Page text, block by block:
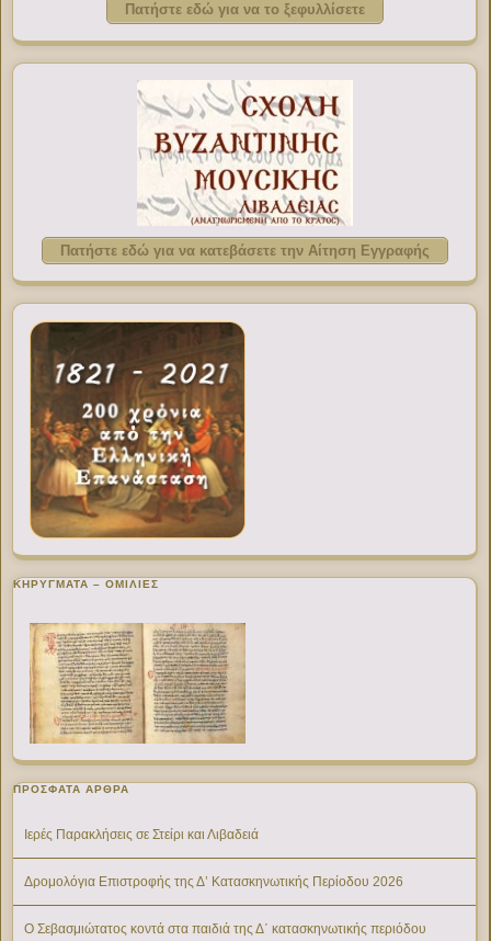
Πατήστε εδώ για να το ξεφυλλίσετε
Πατήστε εδώ για να κατεβάσετε την Αίτηση Εγγραφής
ΚΗΡΥΓΜΑΤΑ – ΟΜΙΛΙΕΣ
ΠΡΌΣΦΑΤΑ ΆΡΘΡΑ
Ιερές Παρακλήσεις σε Στείρι και Λιβαδειά
Δρομολόγια Επιστροφής της Δ’ Κατασκηνωτικής Περίοδου 2026
Ο Σεβασμιώτατος κοντά στα παιδιά της Δ΄ κατασκηνωτικής περιόδου